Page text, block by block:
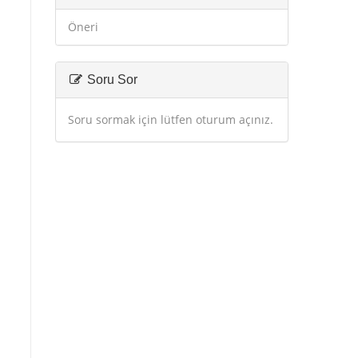
Öneri
Soru Sor
Soru sormak için lütfen oturum açınız.